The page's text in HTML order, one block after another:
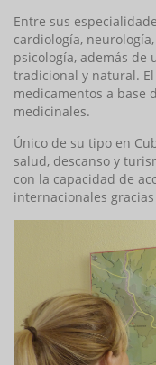
Entre sus
cardiología,
psicología, además de
tradicional y natural.
medicamentos a base
medicinales.
Único de su tipo en
salud, descanso y
con la capacidad de
internacionales